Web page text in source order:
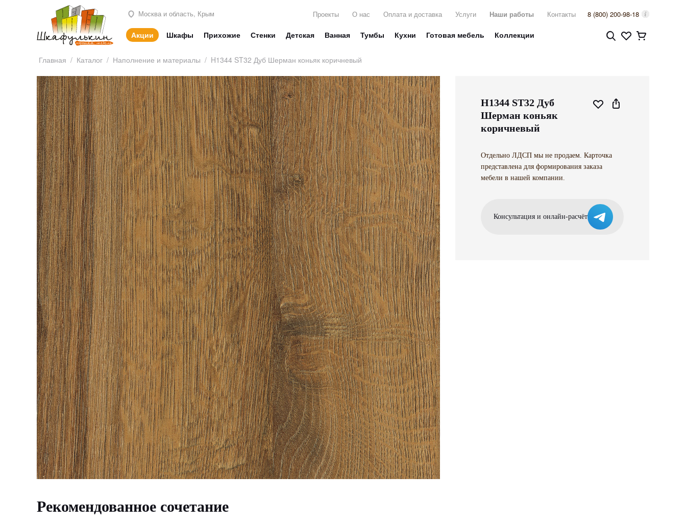
Москва и область, Крым Проекты О нас Оплата и доставка Услуги Наши работы Контакты 8 (800) 200-98-18
Акции Шкафы Прихожие Стенки Детская Ванная Тумбы Кухни Готовая мебель Коллекции
Главная / Каталог / Наполнение и материалы / H1344 ST32 Дуб Шерман коньяк коричневый
Рекомендованное сочетание
H1344 ST32 Дуб
Шерман коньяк
коричневый
Отдельно ЛДСП мы не продаем. Карточка
представлена для формирования заказа
мебели в нашей компании.
Консультация и онлайн-расчёт